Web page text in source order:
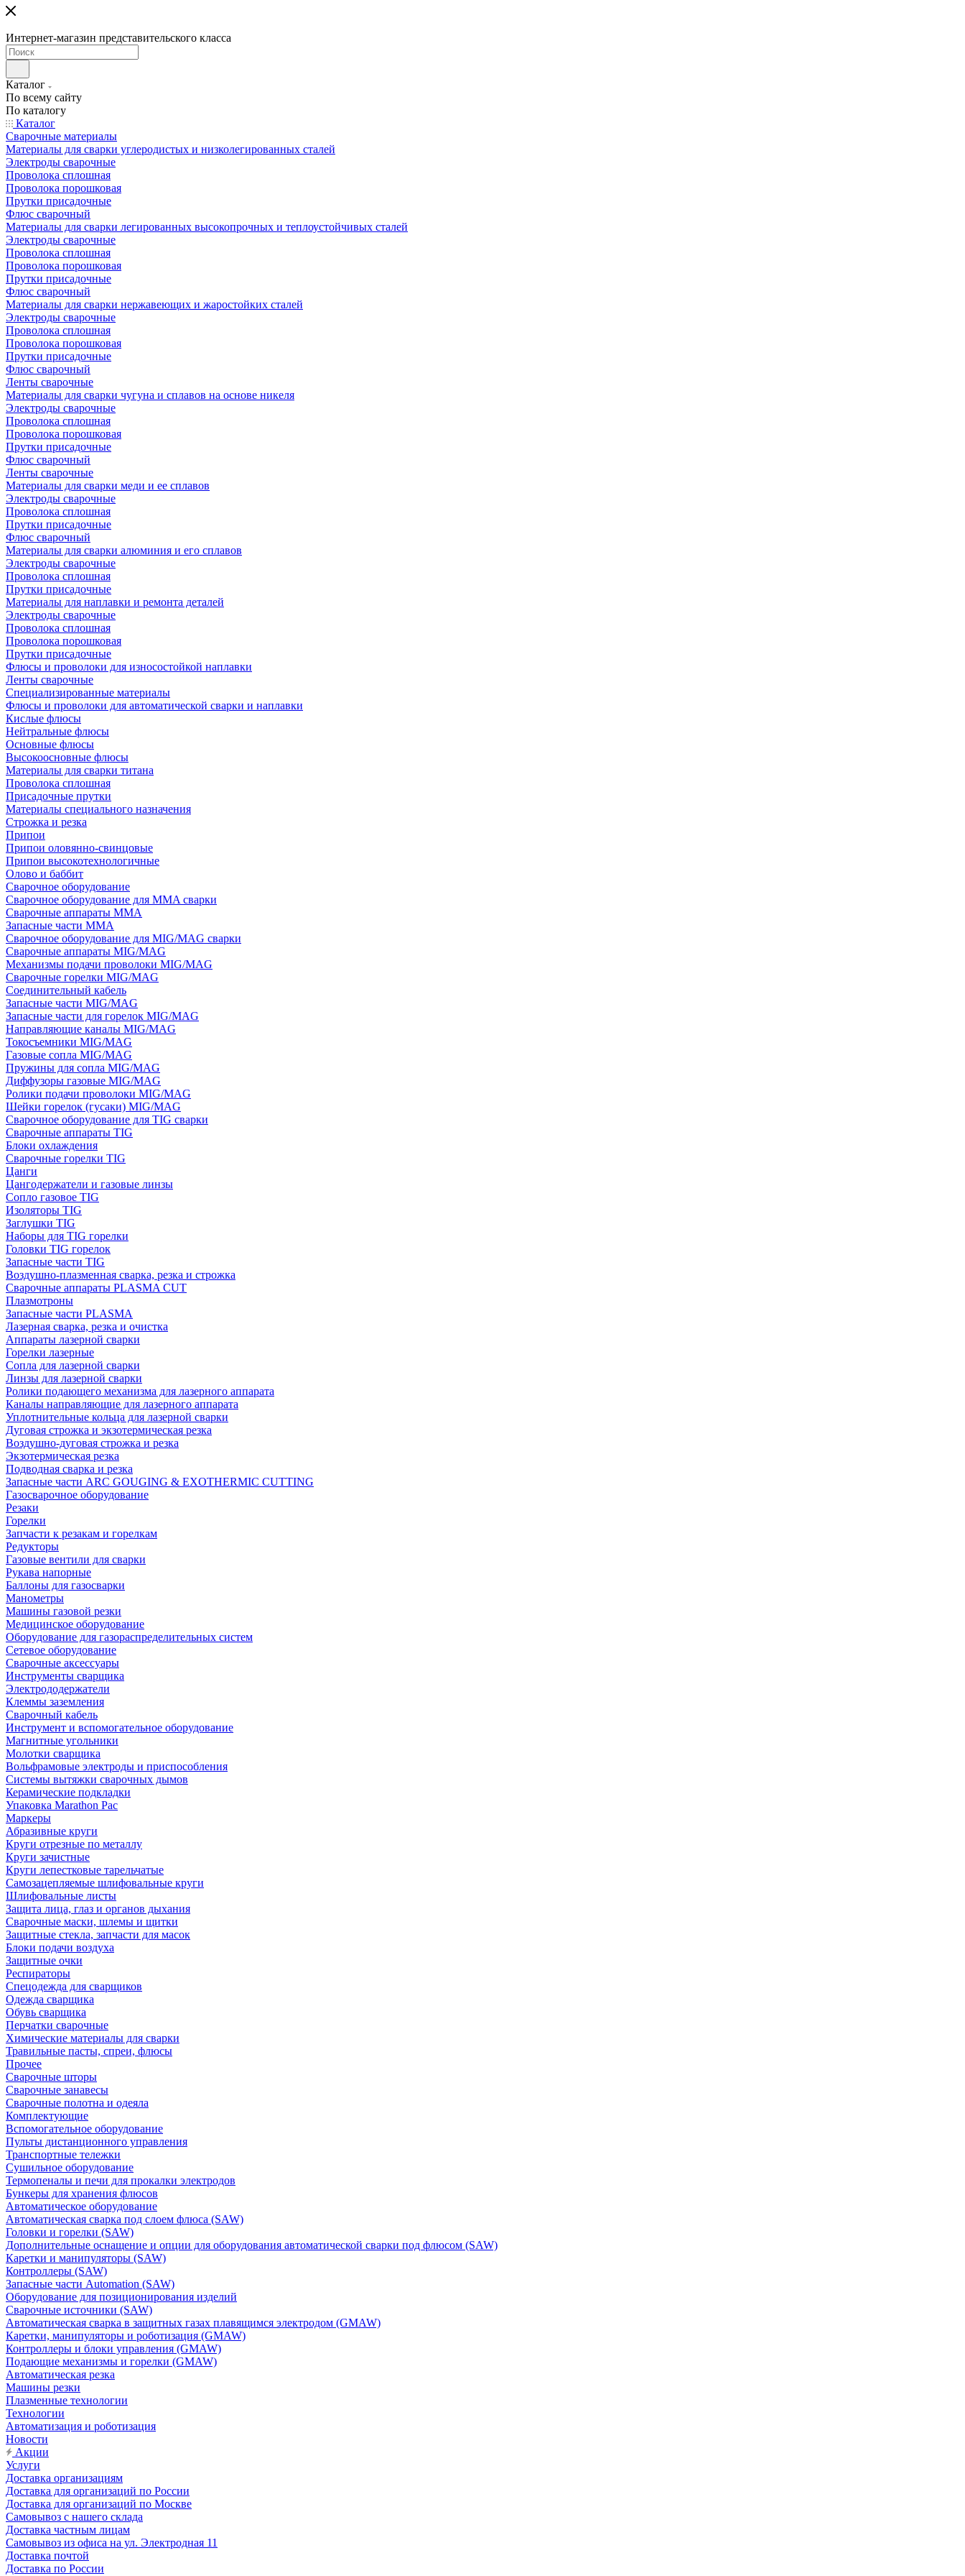
Интернет-магазин представительского класса
Каталог
По всему сайту
По каталогу
Каталог
Сварочные материалы
Материалы для сварки углеродистых и низколегированных сталей
Электроды сварочные
Проволока сплошная
Проволока порошковая
Прутки присадочные
Флюс сварочный
Материалы для сварки легированных высокопрочных и теплоустойчивых сталей
Электроды сварочные
Проволока сплошная
Проволока порошковая
Прутки присадочные
Флюс сварочный
Материалы для сварки нержавеющих и жаростойких сталей
Электроды сварочные
Проволока сплошная
Проволока порошковая
Прутки присадочные
Флюс сварочный
Ленты сварочные
Материалы для сварки чугуна и сплавов на основе никеля
Электроды сварочные
Проволока сплошная
Проволока порошковая
Прутки присадочные
Флюс сварочный
Ленты сварочные
Материалы для сварки меди и ее сплавов
Электроды сварочные
Проволока сплошная
Прутки присадочные
Флюс сварочный
Материалы для сварки алюминия и его сплавов
Электроды сварочные
Проволока сплошная
Прутки присадочные
Материалы для наплавки и ремонта деталей
Электроды сварочные
Проволока сплошная
Проволока порошковая
Прутки присадочные
Флюсы и проволоки для износостойкой наплавки
Ленты сварочные
Специализированные материалы
Флюсы и проволоки для автоматической сварки и наплавки
Кислые флюсы
Нейтральные флюсы
Основные флюсы
Высокоосновные флюсы
Материалы для сварки титана
Проволока сплошная
Присадочные прутки
Материалы специального назначения
Строжка и резка
Припои
Припои оловянно-свинцовые
Припои высокотехнологичные
Олово и баббит
Сварочное оборудование
Сварочное оборудование для MMA сварки
Сварочные аппараты MMA
Запасные части MMA
Сварочное оборудование для MIG/MAG сварки
Сварочные аппараты MIG/MAG
Механизмы подачи проволоки MIG/MAG
Сварочные горелки MIG/MAG
Соединительный кабель
Запасные части MIG/MAG
Запасные части для горелок MIG/MAG
Направляющие каналы MIG/MAG
Токосъемники MIG/MAG
Газовые сопла MIG/MAG
Пружины для сопла MIG/MAG
Диффузоры газовые MIG/MAG
Ролики подачи проволоки MIG/MAG
Шейки горелок (гусаки) MIG/MAG
Сварочное оборудование для TIG сварки
Сварочные аппараты TIG
Блоки охлаждения
Сварочные горелки TIG
Цанги
Цангодержатели и газовые линзы
Сопло газовое TIG
Изоляторы TIG
Заглушки TIG
Наборы для TIG горелки
Головки TIG горелок
Запасные части TIG
Воздушно-плазменная сварка, резка и строжка
Сварочные аппараты PLASMA CUT
Плазмотроны
Запасные части PLASMA
Лазерная сварка, резка и очистка
Аппараты лазерной сварки
Горелки лазерные
Сопла для лазерной сварки
Линзы для лазерной сварки
Ролики подающего механизма для лазерного аппарата
Каналы направляющие для лазерного аппарата
Уплотнительные кольца для лазерной сварки
Дуговая строжка и экзотермическая резка
Воздушно-дуговая строжка и резка
Экзотермическая резка
Подводная сварка и резка
Запасные части ARC GOUGING & EXOTHERMIC CUTTING
Газосварочное оборудование
Резаки
Горелки
Запчасти к резакам и горелкам
Редукторы
Газовые вентили для сварки
Рукава напорные
Баллоны для газосварки
Манометры
Машины газовой резки
Медицинское оборудование
Оборудование для газораспределительных систем
Сетевое оборудование
Сварочные аксессуары
Инструменты сварщика
Электрододержатели
Клеммы заземления
Сварочный кабель
Инструмент и вспомогательное оборудование
Магнитные угольники
Молотки сварщика
Вольфрамовые электроды и приспособления
Системы вытяжки сварочных дымов
Керамические подкладки
Упаковка Marathon Pac
Маркеры
Абразивные круги
Круги отрезные по металлу
Круги зачистные
Круги лепестковые тарельчатые
Самозацепляемые шлифовальные круги
Шлифовальные листы
Защита лица, глаз и органов дыхания
Сварочные маски, шлемы и щитки
Защитные стекла, запчасти для масок
Блоки подачи воздуха
Защитные очки
Респираторы
Спецодежда для сварщиков
Одежда сварщика
Обувь сварщика
Перчатки сварочные
Химические материалы для сварки
Травильные пасты, спреи, флюсы
Прочее
Сварочные шторы
Сварочные занавесы
Сварочные полотна и одеяла
Комплектующие
Вспомогательное оборудование
Пульты дистанционного управления
Транспортные тележки
Сушильное оборудование
Термопеналы и печи для прокалки электродов
Бункеры для хранения флюсов
Автоматическое оборудование
Автоматическая сварка под слоем флюса (SAW)
Головки и горелки (SAW)
Дополнительные оснащение и опции для оборудования автоматической сварки под флюсом (SAW)
Каретки и манипуляторы (SAW)
Контроллеры (SAW)
Запасные части Automation (SAW)
Оборудование для позиционирования изделий
Сварочные источники (SAW)
Автоматическая сварка в защитных газах плавящимся электродом (GMAW)
Каретки, манипуляторы и роботизация (GMAW)
Контроллеры и блоки управления (GMAW)
Подающие механизмы и горелки (GMAW)
Автоматическая резка
Машины резки
Плазменные технологии
Технологии
Автоматизация и роботизация
Новости
Акции
Услуги
Доставка организациям
Доставка для организаций по России
Доставка для организаций по Москве
Самовывоз с нашего склада
Доставка частным лицам
Самовывоз из офиса на ул. Электродная 11
Доставка почтой
Доставка по России